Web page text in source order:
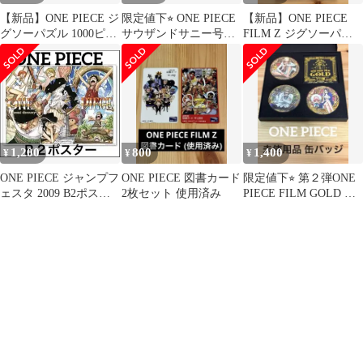
【新品】ONE PIECE ジ
グソーパズル 1000ピー
ス
限定値下⭐︎ ONE PIECE
サウザンドサニー号ク
ルーズ パズル(完成品)
【新品】ONE PIECE
FILM Z ジグソーパズ
ル 1000ピース
¥ 1,200
ONE PIECE ジャンプフ
ェスタ 2009 B2ポスタ
¥800
ONE PIECE 図書カード
2枚セット 使用済み
¥ 1,400
限定値下⭐︎ 第２弾ONE
PIECE FILM GOLD 輩